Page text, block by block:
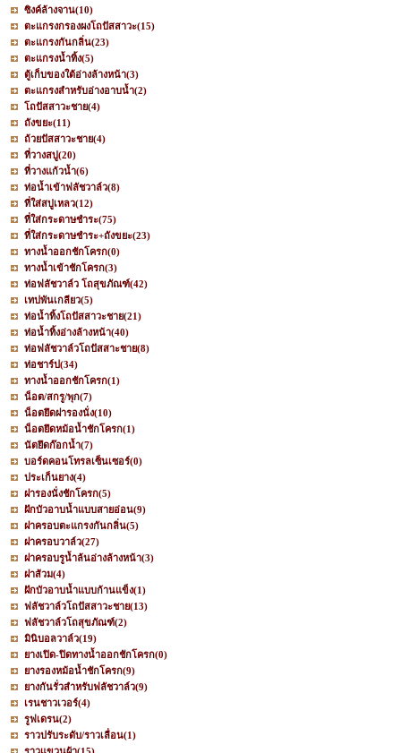
ซิงค์ล้างจาน(10)
ตะแกรงกรองผงโถปัสสาวะ(15)
ตะแกรงกันกลิ่น(23)
ตะแกรงน้ำทิ้ง(5)
ตู้เก็บของใต้อ่างล้างหน้า(3)
ตะแกรงสำหรับอ่างอาบน้ำ(2)
โถปัสสาวะชาย(4)
ถังขยะ(11)
ถ้วยปัสสาวะชาย(4)
ที่วางสบู่(20)
ที่วางแก้วน้ำ(6)
ท่อน้ำเข้าฟลัชวาล์ว(8)
ที่ใส่สบู่เหลว(12)
ที่ใส่กระดาษชำระ(75)
ที่ใส่กระดาษชำระ+ถังขยะ(23)
ทางน้ำออกชักโครก(0)
ทางน้ำเข้าชักโครก(3)
ท่อฟลัชวาล์ว โถสุขภัณฑ์(42)
เทปพันเกลียว(5)
ท่อน้ำทิ้งโถปัสสาวะชาย(21)
ท่อน้ำทิ้งอ่างล้างหน้า(40)
ท่อฟลัชวาล์วโถปัสสาะชาย(8)
ท่อชาร์ป(34)
ทางน้ำออกชักโครก(1)
น็อต/สกรู/พุก(7)
น็อตยึดฝารองนั่ง(10)
น็อตยึดหม้อน้ำชักโครก(1)
นัตยึดก๊อกน้ำ(7)
บอร์ดคอนโทรลเซ็นเซอร์(0)
ประเก็นยาง(4)
ฝารองนั่งชักโครก(5)
ฝักบัวอาบน้ำแบบสายอ่อน(9)
ฝาครอบตะแกรงกันกลิ่น(5)
ฝาครอบวาล์ว(27)
ฝาครอบรูน้ำล้นอ่างล้างหน้า(3)
ฝาส้วม(4)
ฝักบัวอาบน้ำแบบก้านแข็ง(1)
ฟลัชวาล์วโถปัสสาวะชาย(13)
ฟลัชวาล์วโถสุขภัณฑ์(2)
มินิบอลวาล์ว(19)
ยางเปิด-ปิดทางน้ำออกชักโครก(0)
ยางรองหม้อน้ำชักโครก(9)
ยางกันรั่วสำหรับฟลัชวาล์ว(9)
เรนชาวเวอร์(4)
รูฟเดรน(2)
ราวปรับระดับ/ราวเลื่อน(1)